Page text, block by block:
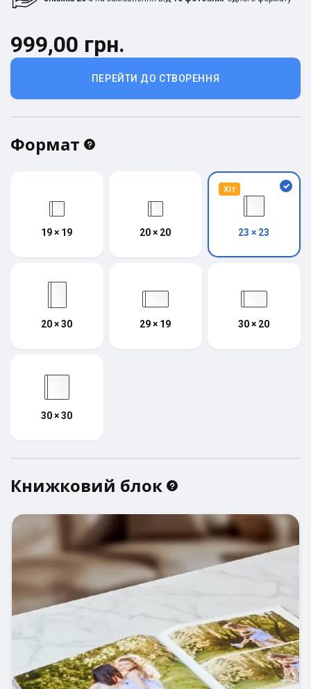
ПЕРЕЙТИ ДО СТВОРЕННЯ
999,00 грн.
Формат
19 × 19 20 × 20
Хіт
23 × 23
20 × 30 29 × 19 30 × 20
30 × 30
Книжковий блок